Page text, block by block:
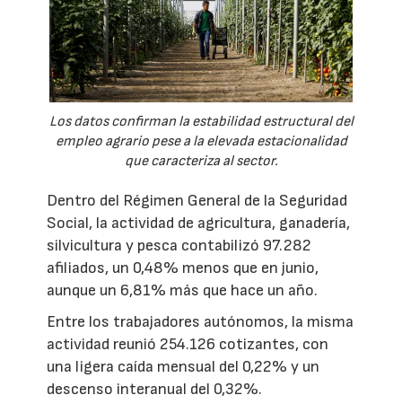
Los datos confirman la estabilidad estructural del
empleo agrario pese a la elevada estacionalidad
que caracteriza al sector.
Dentro del Régimen General de la Seguridad
Social, la actividad de agricultura, ganadería,
silvicultura y pesca contabilizó 97.282
afiliados, un 0,48% menos que en junio,
aunque un 6,81% más que hace un año.
Entre los trabajadores autónomos, la misma
actividad reunió 254.126 cotizantes, con
una ligera caída mensual del 0,22% y un
descenso interanual del 0,32%.